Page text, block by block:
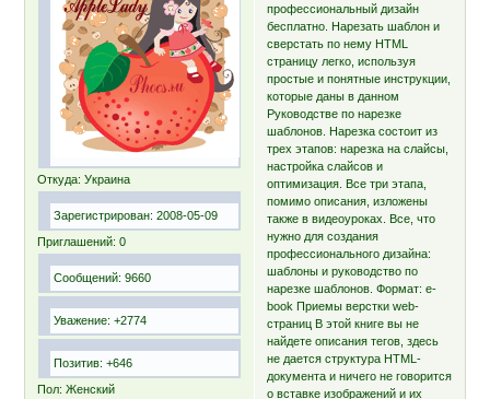
Откуда: Украина
Зарегистрирован: 2008-05-09
Приглашений: 0
Сообщений: 9660
Уважение: +2774
Позитив: +646
Пол: Женский
профессиональный дизайн
бесплатно. Нарезать шаблон и
сверстать по нему HTML
страницу легко, используя
простые и понятные инструкции,
которые даны в данном
Руководстве по нарезке
шаблонов. Нарезка состоит из
трех этапов: нарезка на слайсы,
настройка слайсов и
оптимизация. Все три этапа,
помимо описания, изложены
также в видеоуроках. Все, что
нужно для создания
профессионального дизайна:
шаблоны и руководство по
нарезке шаблонов. Формат: e-
book Приемы верстки web-
страниц В этой книге вы не
найдете описания тегов, здесь
не дается структура HTML-
документа и ничего не говорится
о вставке изображений и их